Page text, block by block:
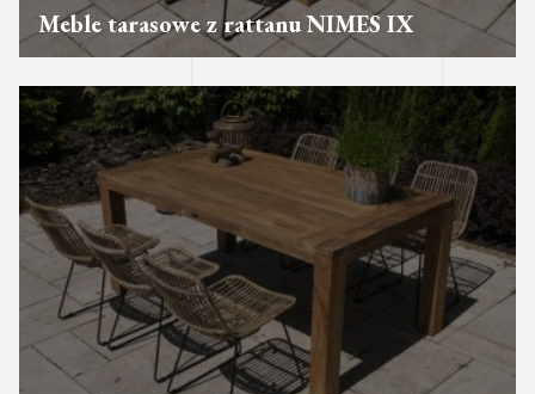
Meble tarasowe z rattanu NIMES IX